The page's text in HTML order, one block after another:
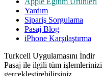
Yardım
Sipariş Sorgulama
Pasaj Blog
iPhone Karşılaştırma
Turkcell Uygulamasını İndir
Pasaj ile ilgili tüm işlemlerinizi
gerçekleştirebilirsiniz.